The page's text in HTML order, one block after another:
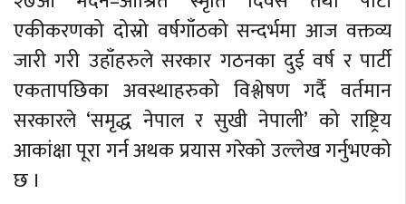
एकीकरणको दोस्रो वर्षगाँठको सन्दर्भमा आज वक्तव्य
जारी गरी उहाँहरुले सरकार गठनका दुई वर्ष र पार्टी
एकतापछिका अवस्थाहरुको विश्लेषण गर्दै वर्तमान
सरकारले ‘समृद्ध नेपाल र सुखी नेपाली’ को राष्ट्रिय
आकांक्षा पूरा गर्न अथक प्रयास गरेको उल्लेख गर्नुभएको
छ ।